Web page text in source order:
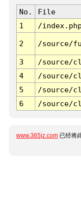
No. File
1
/index.php
2 /source/
3 /source/
4
/source/
5
/source/
6
/source/
www.365jz.com 已经将